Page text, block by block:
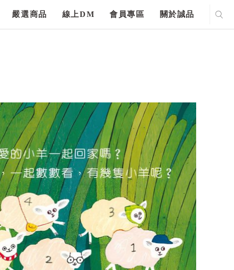
嚴選商品 線上DM 會員專區 關於誠品